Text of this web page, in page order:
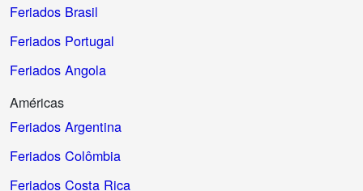
Feriados Brasil
Feriados Portugal
Feriados Angola
Américas
Feriados Argentina
Feriados Colômbia
Feriados Costa Rica